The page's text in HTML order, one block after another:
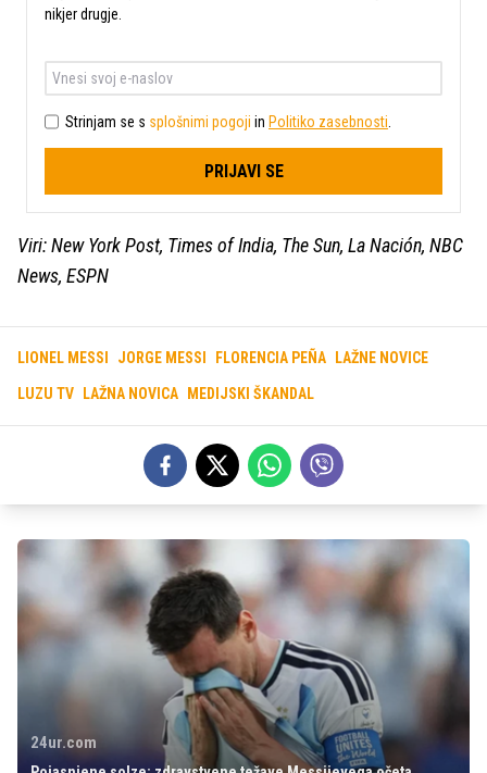
nikjer drugje.
Strinjam se s splošnimi pogoji in Politiko zasebnosti
PRIJAVI SE
Viri: New York Post, Times of India, The Sun, La Nación, NBC
News, ESPN
LIONEL MESSI JORGE MESSI FLORENCIA PEÑA LAŽNE NOVICE
LUZU TV LAŽNA NOVICA MEDIJSKI ŠKANDAL
24ur.com